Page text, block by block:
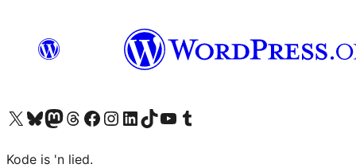
Visit our X (formerly Twitter) account
Visit our Bluesky account
Visit our Mastodon account
Visit our Threads account
Visit our Facebook page
Visit our Instagram account
Visit our LinkedIn account
Visit our TikTok account
Visit our YouTube channel
Visit our Tumblr account
Kode is 'n lied.